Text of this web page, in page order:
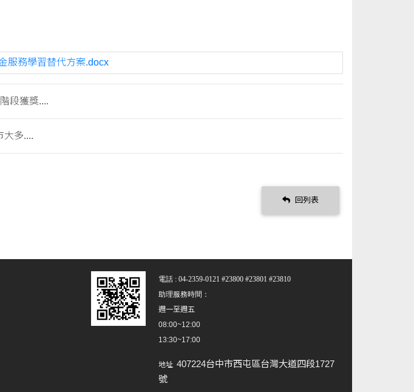
服務學習替代方案.docx
段獲獎....
大多....
回列表
電話 : 04-2359-0121 #23800 #23801 #23810
助理服務時間：
週一至週五
08:00~12:00
13:30~17:00
地址407224台中市西屯區台灣大道四段1727
號